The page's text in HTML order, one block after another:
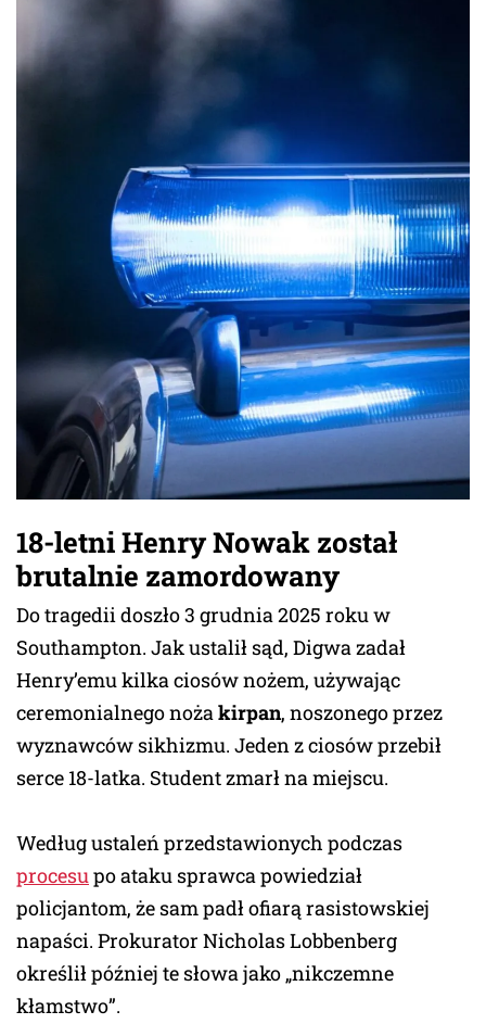
18-letni Henry Nowak został
brutalnie zamordowany
Do tragedii doszło 3 grudnia 2025 roku w
Southampton. Jak ustalił sąd, Digwa zadał
Henry’emu kilka ciosów nożem, używając
ceremonialnego nożakirpan, noszonego przez
wyznawców sikhizmu. Jeden z ciosów przebił
serce 18-latka. Student zmarł na miejscu.
Według ustaleń przedstawionych podczas
procesupo ataku sprawca powiedział
policjantom, że sam padł ofiarą rasistowskiej
napaści. Prokurator Nicholas Lobbenberg
określił później te słowa jako „nikczemne
kłamstwo”.